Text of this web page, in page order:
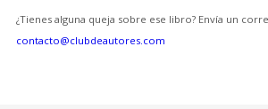
¿Tienes alguna queja sobre ese libro? Envía un
contacto@clubdeautores.com